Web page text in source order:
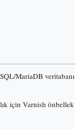
MariaDB veritabanı
için Varnish önbellek